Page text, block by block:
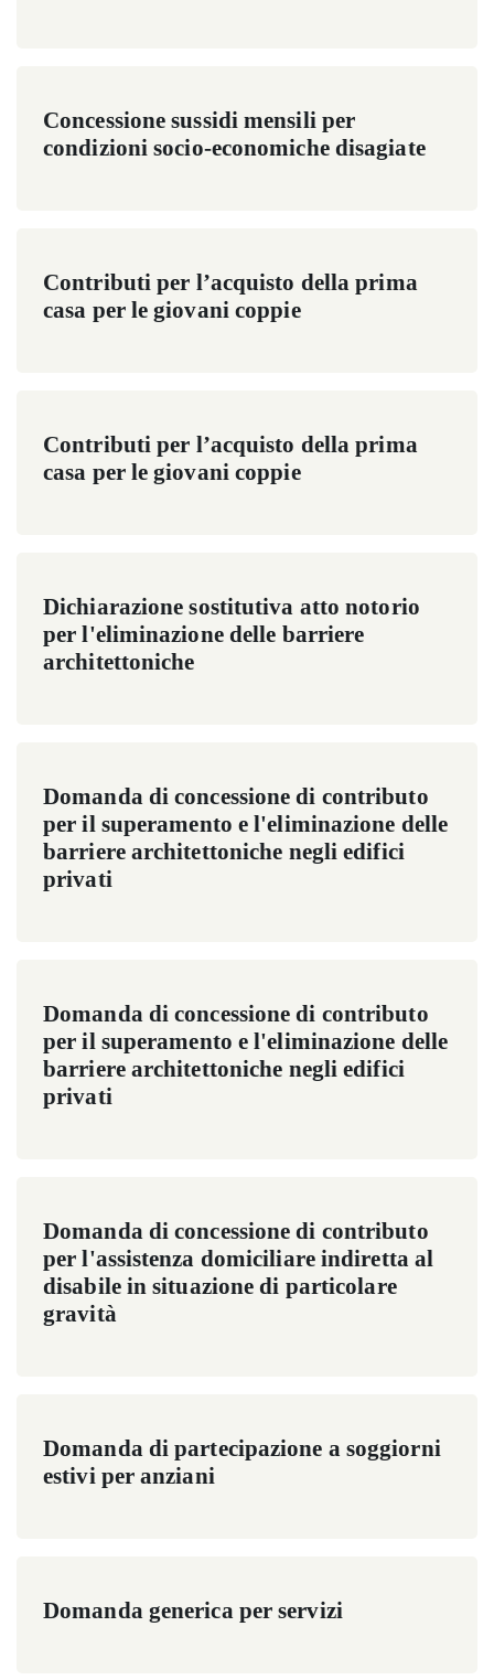
Concessione sussidi mensili per
condizioni socio-economiche disagiate
Contributi per l’acquisto della prima
casa per le giovani coppie
Contributi per l’acquisto della prima
casa per le giovani coppie
Dichiarazione sostitutiva atto notorio
per l'eliminazione delle barriere
architettoniche
Domanda di concessione di contributo
per il superamento e l'eliminazione delle
barriere architettoniche negli edifici
privati
Domanda di concessione di contributo
per il superamento e l'eliminazione delle
barriere architettoniche negli edifici
privati
Domanda di concessione di contributo
per l'assistenza domiciliare indiretta al
disabile in situazione di particolare
gravità
Domanda di partecipazione a soggiorni
estivi per anziani
Domanda generica per servizi